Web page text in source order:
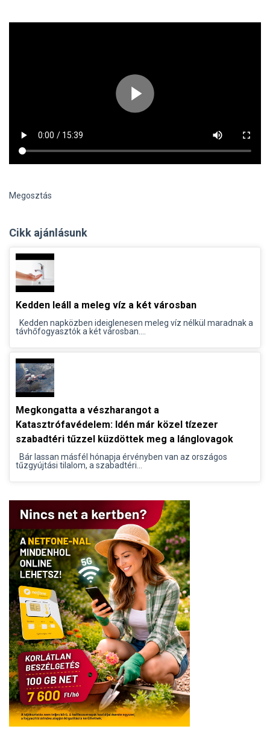
Megosztás
Cikk ajánlásunk
Kedden leáll a meleg víz a két városban
Kedden napközben ideiglenesen meleg víz nélkül maradnak a
távhőfogyasztók a két városban....
Megkongatta a vészharangot a
Katasztrófavédelem: Idén már közel tízezer
szabadtéri tűzzel küzdöttek meg a lánglovagok
Bár lassan másfél hónapja érvényben van az országos
tűzgyújtási tilalom, a szabadtéri...